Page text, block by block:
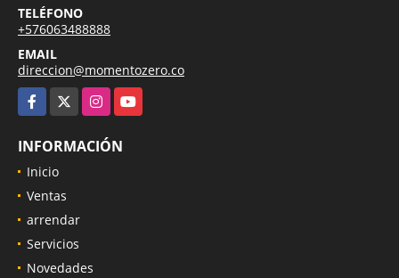
TELÉFONO
+576063488888
EMAIL
direccion@momentozero.co
Facebook
InstagramYouTube
INFORMACIÓN
Inicio
Ventas
arrendar
Servicios
Novedades